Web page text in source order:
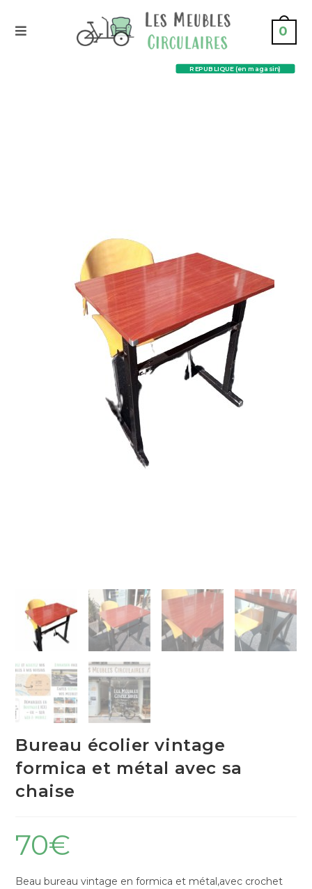
0
REPUBLIQUE (en magasin)
Bureau écolier vintage
formica et métal avec sa
chaise
70€
Beau bureau vintage en formica et métal,avec crochet